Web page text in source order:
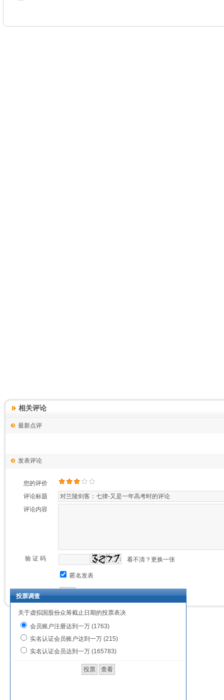
相关评论
最新点评
发表评论
您的评价
评论标题
评论内容
验 证 码 看不清？更换一张
匿名发表
投票调查
关于虚拟国股份众筹截止日期的投票表决
会员账户注册达到一万 (1763)
实名认证会员账户达到一万 (215)
实名认证会员达到一万 (165783)